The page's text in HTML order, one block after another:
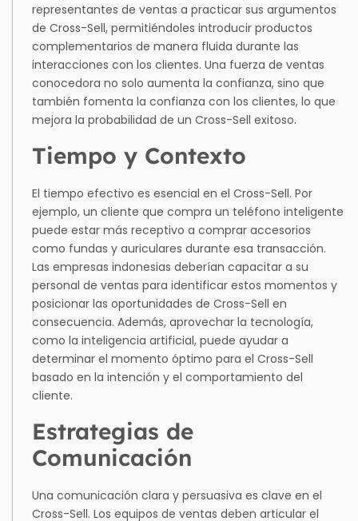
representantes de ventas a practicar sus argumentos
de Cross-Sell, permitiéndoles introducir productos
complementarios de manera fluida durante las
interacciones con los clientes. Una fuerza de ventas
conocedora no solo aumenta la confianza, sino que
también fomenta la confianza con los clientes, lo que
mejora la probabilidad de un Cross-Sell exitoso.
Tiempo y Contexto
El tiempo efectivo es esencial en el Cross-Sell. Por
ejemplo, un cliente que compra un teléfono inteligente
puede estar más receptivo a comprar accesorios
como fundas y auriculares durante esa transacción.
Las empresas indonesias deberían capacitar a su
personal de ventas para identificar estos momentos y
posicionar las oportunidades de Cross-Sell en
consecuencia. Además, aprovechar la tecnología,
como la inteligencia artificial, puede ayudar a
determinar el momento óptimo para el Cross-Sell
basado en la intención y el comportamiento del
cliente.
Estrategias de
Comunicación
Una comunicación clara y persuasiva es clave en el
Cross-Sell. Los equipos de ventas deben articular el